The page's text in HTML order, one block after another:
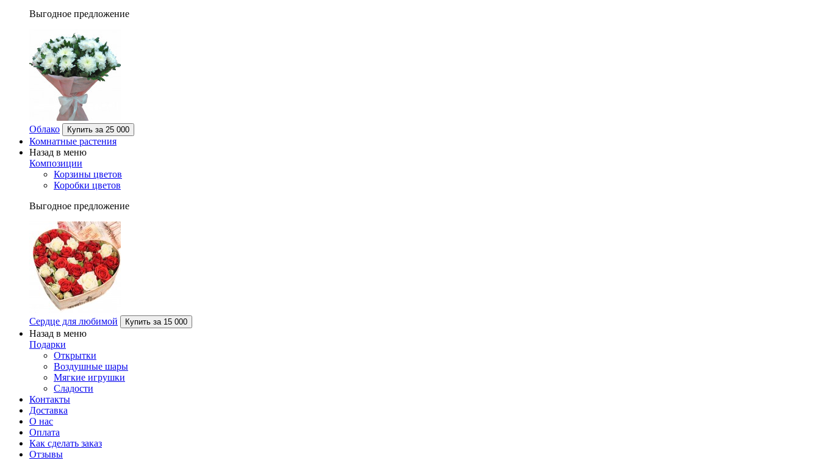
Выгодное предложение
Облако Купить за 25 000
Комнатные растения
Назад в меню
Композиции
Корзины цветов
Коробки цветов
Выгодное предложение
Сердце для любимой Купить за 15 000
Назад в меню
Подарки
Открытки
Воздушные шары
Мягкие игрушки
Сладости
Контакты
Доставка
О нас
Оплата
Как сделать заказ
Отзывы